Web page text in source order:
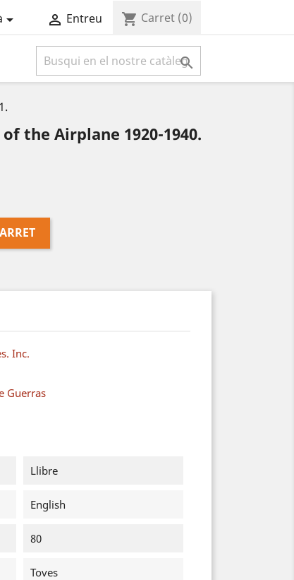
  Entreu shopping_cart Carret (0)

of the Airplane 1920-1940.
Inc.
Guerras
Llibre
English
80
Toves